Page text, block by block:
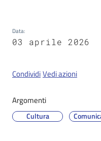
Data:
03 aprile 2026
CondividiVedi azioni
Argomenti
Cultura